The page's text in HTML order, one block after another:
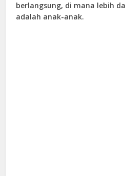
berlangsung, di mana lebih
adalah anak-anak.